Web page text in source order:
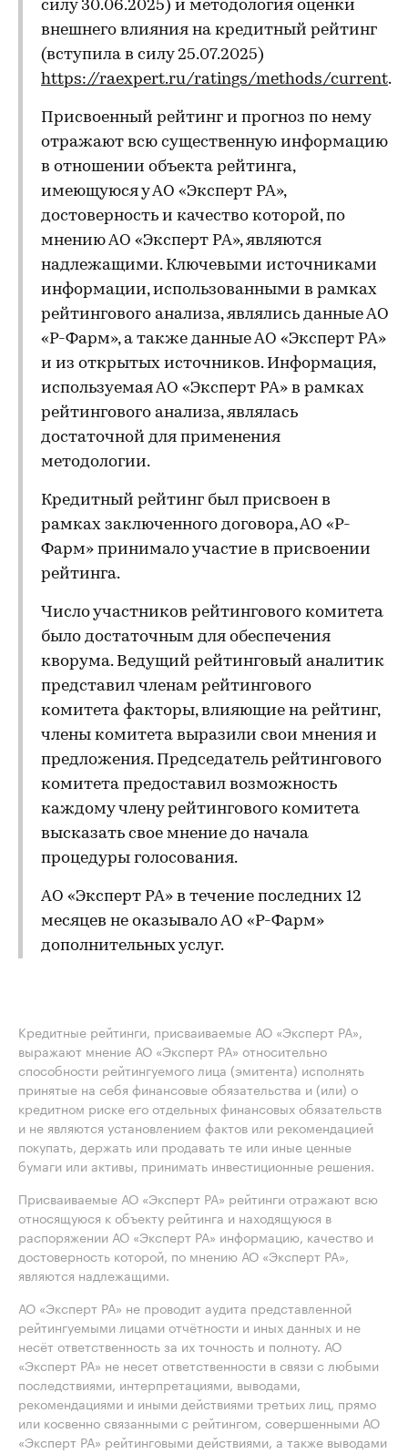
силу 30.06.2025) и методология оценки
внешнего влияния на кредитный рейтинг
(вступила в силу 25.07.2025)
https://raexpert.ru/ratings/methods/current.
Присвоенный рейтинг и прогноз по нему
отражают всю существенную информацию
в отношении объекта рейтинга,
имеющуюся у АО «Эксперт РА»,
достоверность и качество которой, по
мнению АО «Эксперт РА», являются
надлежащими. Ключевыми источниками
информации, использованными в рамках
рейтингового анализа, являлись данные АО
«Р-Фарм», а также данные АО «Эксперт РА»
и из открытых источников. Информация,
используемая АО «Эксперт РА» в рамках
рейтингового анализа, являлась
достаточной для применения
методологии.
Кредитный рейтинг был присвоен в
рамках заключенного договора, АО «Р-
Фарм» принимало участие в присвоении
рейтинга.
Число участников рейтингового комитета
было достаточным для обеспечения
кворума. Ведущий рейтинговый аналитик
представил членам рейтингового
комитета факторы, влияющие на рейтинг,
члены комитета выразили свои мнения и
предложения. Председатель рейтингового
комитета предоставил возможность
каждому члену рейтингового комитета
высказать свое мнение до начала
процедуры голосования.
АО «Эксперт РА» в течение последних 12
месяцев не оказывало АО «Р-Фарм»
дополнительных услуг.
Кредитные рейтинги, присваиваемые АО «Эксперт РА»,
выражают мнение АО «Эксперт РА» относительно
способности рейтингуемого лица (эмитента) исполнять
принятые на себя финансовые обязательства и (или) о
кредитном риске его отдельных финансовых обязательств
и не являются установлением фактов или рекомендацией
покупать, держать или продавать те или иные ценные
бумаги или активы, принимать инвестиционные решения.
Присваиваемые АО «Эксперт РА» рейтинги отражают всю
относящуюся к объекту рейтинга и находящуюся в
распоряжении АО «Эксперт РА» информацию, качество и
достоверность которой, по мнению АО «Эксперт РА»,
являются надлежащими.
АО «Эксперт РА» не проводит аудита представленной
рейтингуемыми лицами отчётности и иных данных и не
несёт ответственность за их точность и полноту. АО
«Эксперт РА» не несет ответственности в связи с любыми
последствиями, интерпретациями, выводами,
рекомендациями и иными действиями третьих лиц, прямо
или косвенно связанными с рейтингом, совершенными АО
«Эксперт РА» рейтинговыми действиями, а также выводами